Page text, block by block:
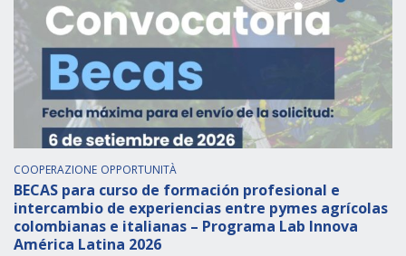
COOPERAZIONE OPPORTUNITÀ
BECAS para curso de formación profesional e
intercambio de experiencias entre pymes agrícolas
colombianas e italianas – Programa Lab Innova
América Latina 2026